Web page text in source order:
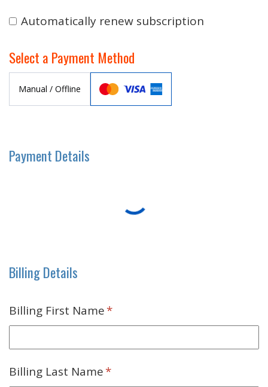
Automatically renew subscription
Select a Payment Method
Manual / Offline
Payment Details
Billing Details
Billing First Name*
Billing Last Name*